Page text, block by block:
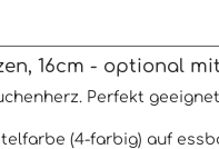
16cm - optional
Perfekt
(4-farbig) auf